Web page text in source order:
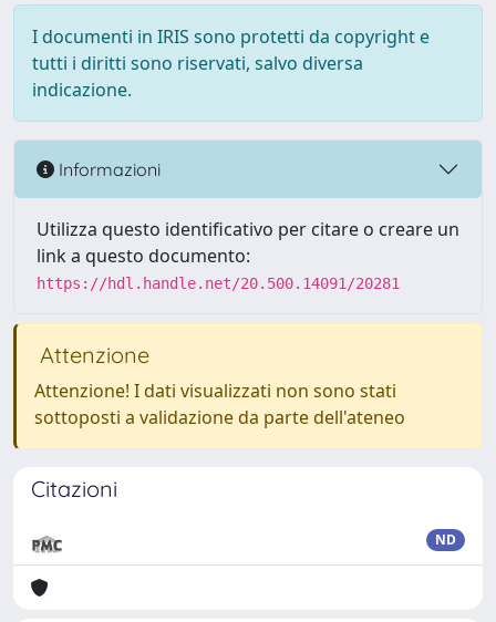
I documenti in IRIS sono protetti da copyright e
tutti i diritti sono riservati, salvo diversa
indicazione.
Informazioni
Utilizza questo identificativo per citare o creare un
link a questo documento:
https://hdl.handle.net/20.500.14091/20281
Attenzione
Attenzione! I dati visualizzati non sono stati
sottoposti a validazione da parte dell'ateneo
Citazioni
ND